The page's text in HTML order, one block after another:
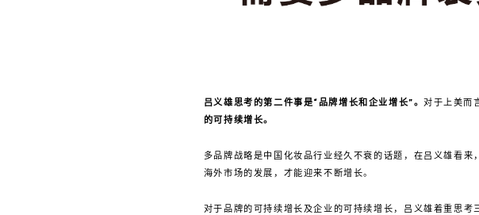
吕义雄思考的第二件事是“品牌增长和企业增长”。对于上美而
的可持续增长。
多品牌战略是中国化妆品行业经久不衰的话题，在吕义雄看
海外市场的发展，才能迎来不断增长。
对于品牌的可持续增长及企业的可持续增长，吕义雄着重思考